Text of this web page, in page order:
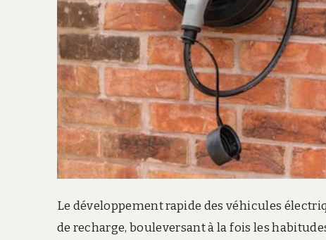
Le développement rapide des véhicules
de recharge, bouleversant à la fois les